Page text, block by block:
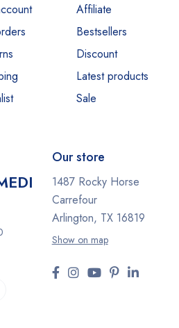
Affiliate
Bestsellers
Discount
Latest products
Sale
Our store
1487 Rocky Horse
Carrefour
Arlington, TX 16819
Show on map